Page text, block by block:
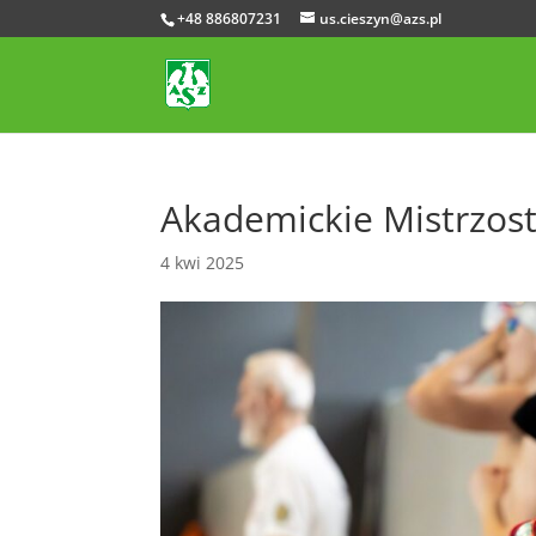
+48 886807231 us.cieszyn@azs.pl
Akademickie
4 kwi 2025